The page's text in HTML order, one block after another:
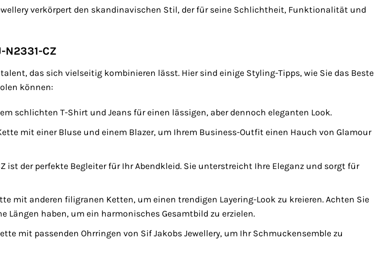
verkörpert den skandinavischen Stil, der für seine Schlichtheit, Funktionalität und
CZ
das sich vielseitig kombinieren lässt. Hier sind einige Styling-Tipps, wie Sie das Beste
können:
schlichten T-Shirt und Jeans für einen lässigen, aber dennoch eleganten Look.
mit einer Bluse und einem Blazer, um Ihrem Business-Outfit einen Hauch von Glamour
ist der perfekte Begleiter für Ihr Abendkleid. Sie unterstreicht Ihre Eleganz und sorgt für
mit anderen filigranen Ketten, um einen trendigen Layering-Look zu kreieren. Achten Sie
Längen haben, um ein harmonisches Gesamtbild zu erzielen.
mit passenden Ohrringen von Sif Jakobs Jewellery, um Ihr Schmuckensemble zu